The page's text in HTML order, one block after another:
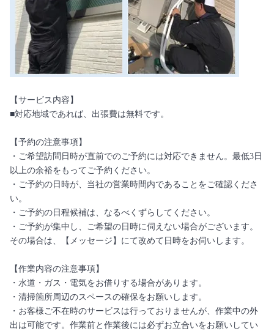
【サービス内容】
■対応地域であれば、出張費は無料です。
【予約の注意事項】
・ご希望訪問日時が直前でのご予約には対応できません。最低3日
以上の余裕をもってご予約ください。
・ご予約の日時が、当社の営業時間内であることをご確認くださ
い。
・ご予約の日程候補は、なるべくずらしてください。
・ご予約が集中し、ご希望の日時に伺えない場合がございます。
その場合は、【メッセージ】にて改めて日時をお伺いします。
【作業内容の注意事項】
・水道・ガス・電気をお借りする場合があります。
・清掃箇所周辺のスペースの確保をお願いします。
・お客様ご不在時のサービスは行っておりませんが、作業中の外
出は可能です。作業前と作業後には必ずお立合いをお願いしてい